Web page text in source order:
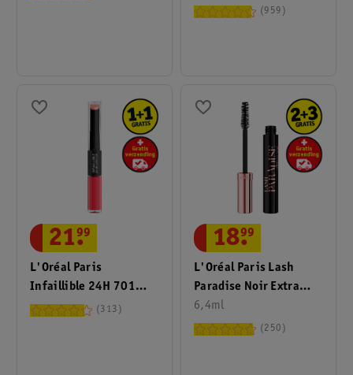
It Lipstick
959
L'Oréal Paris
Infaillible 24H 701
Captivated By Cerise
21.
99
313
L'Oréal Paris Lash
Paradise Noir Extra
Zwarte Mascara
6,4ml
18.
99
250